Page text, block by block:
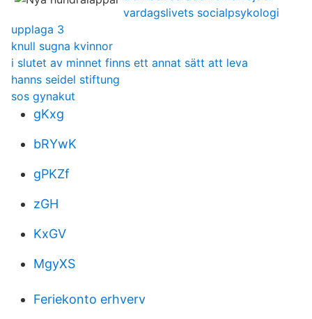
vardagslivets socialpsykologi
upplaga 3
knull sugna kvinnor
i slutet av minnet finns ett annat sätt att leva
hanns seidel stiftung
sos gynakut
gKxg
bRYwK
gPKZf
zGH
KxGV
MgyXS
Feriekonto erhverv